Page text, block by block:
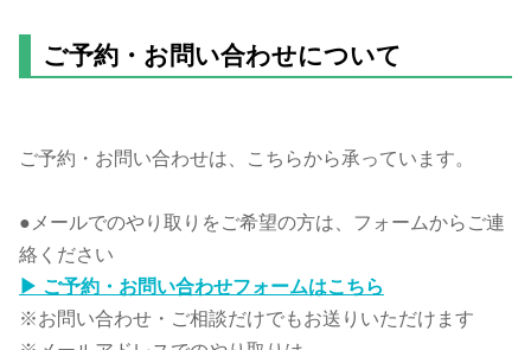
ご予約・お問い合わせについて
ご予約・お問い合わせは、こちらから承っています。
●メールでのやり取りをご希望の方は、フォームからご連
絡ください
▶ ご予約・お問い合わせフォームはこちら
※お問い合わせ・ご相談だけでもお送りいただけます